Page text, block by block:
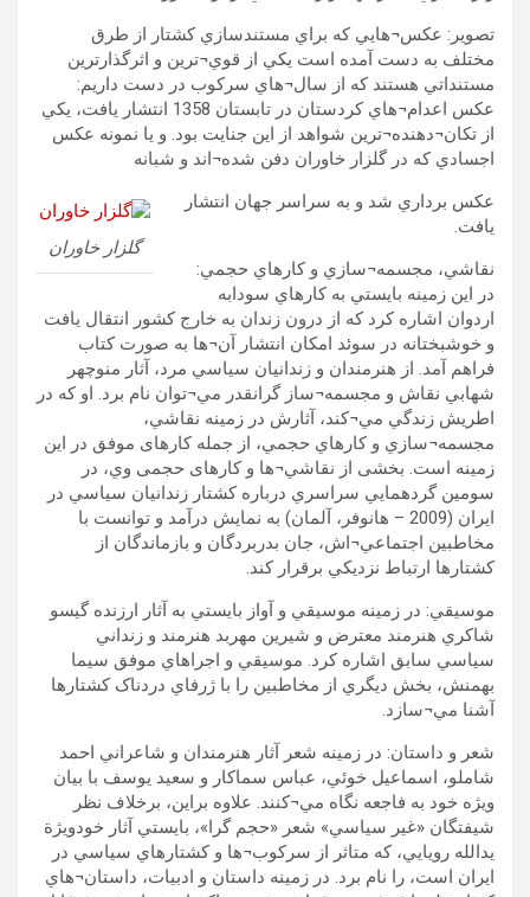
تصوير: عکس¬هايي که براي مستندسازي کشتار از طرق
مختلف به دست آمده است يکي از قوي¬ترين و اثرگذارترين
مستنداتي هستند که از سال¬هاي سرکوب در دست داريم:
عکس اعدام¬هاي کردستان در تابستان 1358 انتشار يافت، يکي
از تکان¬دهنده¬ترين شواهد از اين جنايت بود. و يا نمونه عکس
اجسادي که در گلزار خاوران دفن شده¬اند و شبانه
گلزار خاوران
عکس برداري شد و به سراسر جهان انتشار
يافت.
نقاشي، مجسمه¬سازي و کارهاي حجمي:
در اين زمينه بايستي به کارهاي سودابه
اردوان اشاره کرد که از درون زندان به خارج کشور انتقال يافت
و خوشبختانه در سوئد امکان انتشار آن¬ها به صورت کتاب
فراهم آمد. از هنرمندان و زندانيان سياسي مرد، آثار منوچهر
شهابي نقاش و مجسمه¬ساز گرانقدر مي¬توان نام برد. او که در
اطريش زندگي مي¬کند، آثارش در زمينه نقاشي،
مجسمه¬سازي و کارهاي حجمي، از جمله کارهای موفق در اين
زمينه است. بخشی از نقاشي¬ها و کارهای حجمی وي، در
سومين گردهمايي سراسري درباره کشتار زندانيان سياسي در
ايران (2009 – هانوفر، آلمان) به نمايش درآمد و توانست با
مخاطبين اجتماعي¬اش، جان بدربردگان و بازماندگان از
کشتارها ارتباط نزديکي برقرار کند.
موسيقي: در زمينه موسيقي و آواز بايستي به آثار ارزنده گيسو
شاکري هنرمند معترض و شيرين مهربد هنرمند و زنداني
سياسي سابق اشاره کرد. موسيقي و اجراهاي موفق سيما
بهمنش، بخش ديگري از مخاطبين را با ژرفاي دردناک کشتارها
آشنا مي¬سازد.
شعر و داستان: در زمينه شعر آثار هنرمندان و شاعراني احمد
شاملو، اسماعيل خوئي، عباس سماکار و سعيد يوسف با بيان
ويژه خود به فاجعه نگاه مي¬کنند. علاوه براين، برخلاف نظر
شيفتگان «غير سياسي» شعر «حجم گرا»، بايستي آثار خودويژة
يدالله رويايي، که متاثر از سرکوب¬ها و کشتارهاي سياسي در
ايران است، را نام برد. در زمينه داستان و ادبيات، داستان¬هاي